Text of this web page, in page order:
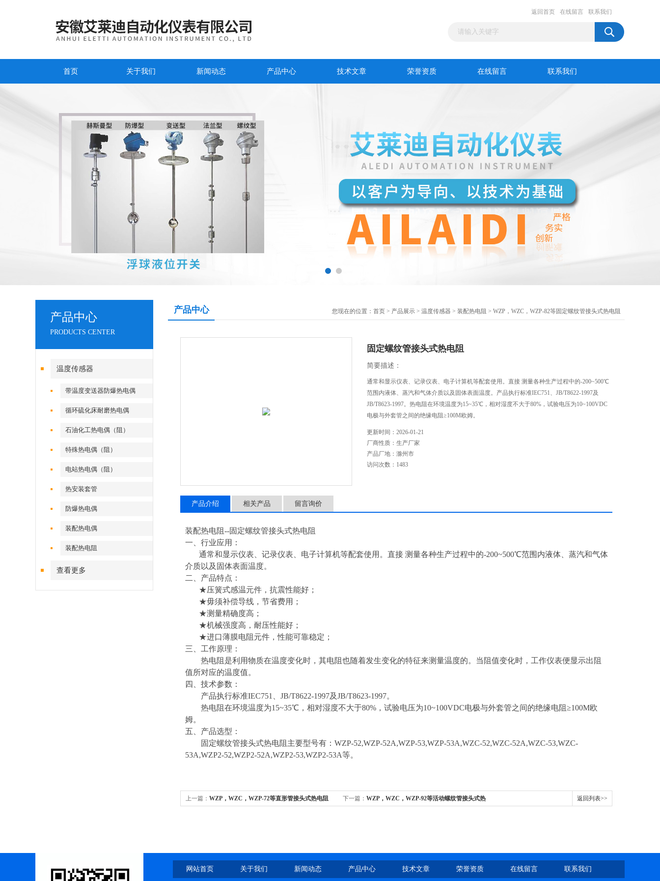
返回首页 在线留言 联系我们
首页 关于我们 新闻动态 产品中心 技术文章 荣誉资质 在线留言 联系我们
产品中心
PRODUCTS CENTER
温度传感器
带温度变送器防爆热电偶
（阻）
循环硫化床耐磨热电偶
石油化工热电偶（阻）
特殊热电偶（阻）
电站热电偶（阻）
热安装套管
防爆热电偶
装配热电偶
装配热电阻
查看更多
产品中心 您现在的位置： 首页 > 产品展示 > 温度传感器 > 装配热电阻 > WZP，WZC，WZP-82等固定螺纹管接头式热电阻
固定螺纹管接头式热电阻
简要描述：
通常和显示仪表、记录仪表、电子计算机等配套使用。直接 测量各种生产过程中的-200~500℃
范围内液体、蒸汽和气体介质以及固体表面温度。产品执行标准IEC751、JB/T8622-1997及
JB/T8623-1997。热电阻在环境温度为15~35℃，相对湿度不大于80%，试验电压为10~100VDC
电极与外套管之间的绝缘电阻≥100M欧姆。
更新时间： 2026-01-21
厂商性质： 生产厂家
产品厂地： 滁州市
访问次数： 1483
产品介绍 相关产品 留言询价
装配热电阻--固定螺纹管接头式热电阻
一、行业应用：
通常和显示仪表、记录仪表、电子计算机等配套使用。直接 测量各种生产过程中的-200~500℃范围内液体、蒸汽和气体
介质以及固体表面温度。
二、产品特点：
★压簧式感温元件，抗震性能好；
★毋须补偿导线，节省费用；
★测量精确度高；
★机械强度高，耐压性能好；
★进口薄膜电阻元件，性能可靠稳定；
三、工作原理：
热电阻是利用物质在温度变化时，其电阻也随着发生变化的特征来测量温度的。当阻值变化时，工作仪表便显示出阻
值所对应的温度值。
四、技术参数：
产品执行标准IEC751、JB/T8622-1997及JB/T8623-1997。
热电阻在环境温度为15~35℃，相对湿度不大于80%，试验电压为10~100VDC电极与外套管之间的绝缘电阻≥100M欧
姆。
五、产品选型：
固定螺纹管接头式热电阻主要型号有：WZP-52,WZP-52A,WZP-53,WZP-53A,WZC-52,WZC-52A,WZC-53,WZC-
53A,WZP2-52,WZP2-52A,WZP2-53,WZP2-53A等。
上一篇： WZP，WZC，WZP-72等直形管接头式热电阻 下一篇： WZP，WZC，WZP-92等活动螺纹管接头式热 返回列表>>
网站首页 关于我们 新闻动态 产品中心 技术文章 荣誉资质 在线留言 联系我们